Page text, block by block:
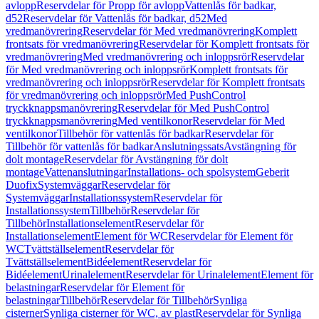
avloppReservdelar för Propp för avloppVattenlås för badkar,
d52Reservdelar för Vattenlås för badkar, d52Med
vredmanövreringReservdelar för Med vredmanövreringKomplett
frontsats för vredmanövreringReservdelar för Komplett frontsats för
vredmanövreringMed vredmanövrering och inloppsrörReservdelar
för Med vredmanövrering och inloppsrörKomplett frontsats för
vredmanövrering och inloppsrörReservdelar för Komplett frontsats
för vredmanövrering och inloppsrörMed PushControl
tryckknappsmanövreringReservdelar för Med PushControl
tryckknappsmanövreringMed ventilkonorReservdelar för Med
ventilkonorTillbehör för vattenlås för badkarReservdelar för
Tillbehör för vattenlås för badkarAnslutningssatsAvstängning för
dolt montageReservdelar för Avstängning för dolt
montageVattenanslutningarInstallations- och spolsystemGeberit
DuofixSystemväggarReservdelar för
SystemväggarInstallationssystemReservdelar för
InstallationssystemTillbehörReservdelar för
TillbehörInstallationselementReservdelar för
InstallationselementElement för WCReservdelar för Element för
WCTvättställselementReservdelar för
TvättställselementBidéelementReservdelar för
BidéelementUrinalelementReservdelar för UrinalelementElement för
belastningarReservdelar för Element för
belastningarTillbehörReservdelar för TillbehörSynliga
cisternerSynliga cisterner för WC, av plastReservdelar för Synliga